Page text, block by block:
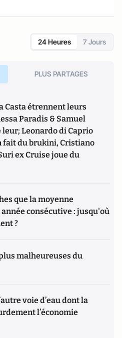
24 Heures 7 Jours
PLUS PARTAGES
Casta étrennent leurs
Paradis & Samuel
Leonardo di Caprio
fait du brukini, Cristiano
ex Cruise joue du
que la moyenne
consécutive : jusqu'où
?
malheureuses du
voie d’eau dont la
l’économie